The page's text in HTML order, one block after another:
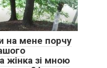
0
на мене порчу
жінка зі мною